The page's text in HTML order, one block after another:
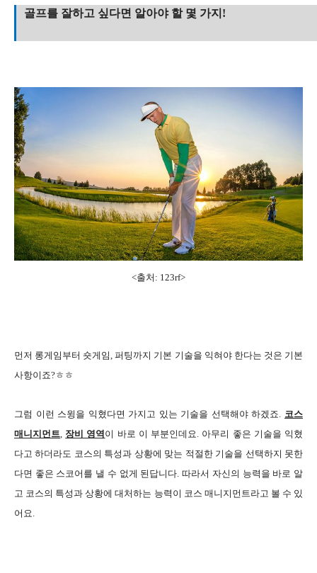
골프를 잘하고 싶다면 알아야 할 몇 가지!
<출처: 123rf>
먼저 롱게임부터 숏게임, 퍼팅까지 기본 기술을 익혀야 한다는 것은 기본
사항이죠?ㅎㅎ
그럼 이런 스윙을 익혔다면 가지고 있는 기술을 선택해야 하겠죠.
코스
매니지먼트 장비 영역이 바로 이 부분인데요. 아무리 좋은 기술을 익혔
다고 하더라도 코스의 특성과 상황에 맞는 적절한 기술을 선택하지 못한
다면 좋은 스코어를 낼 수 없게 된답니다. 따라서 자신의 능력을 바로 알
고 코스의 특성과 상황에 대처하는 능력이 코스 매니지먼트라고 볼 수 있
어요.